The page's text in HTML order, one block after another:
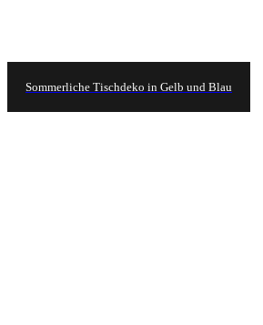
Sommerliche Tischdeko in Gelb und Blau